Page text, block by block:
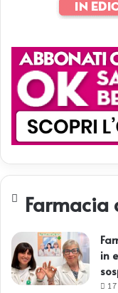
Farmacia
in